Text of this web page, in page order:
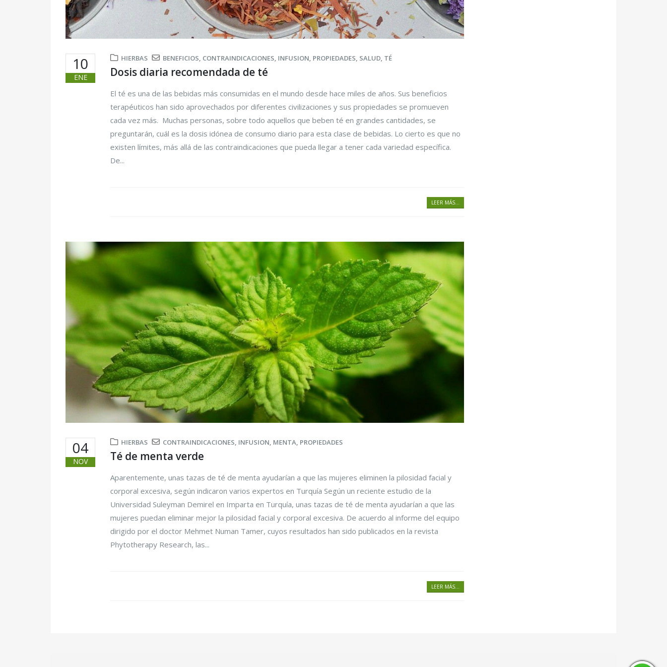
10
ENE
HIERBAS BENEFICIOS, CONTRAINDICACIONES, INFUSION, PROPIEDADES, SALUD, TÉ
Dosis diaria recomendada de té
El té es una de las bebidas más consumidas en el mundo desde hace miles de años. Sus beneficios
terapéuticos han sido aprovechados por diferentes civilizaciones y sus propiedades se promueven
cada vez más. Muchas personas, sobre todo aquellos que beben té en grandes cantidades, se
preguntarán, cuál es la dosis idónea de consumo diario para esta clase de bebidas. Lo cierto es que no
existen límites, más allá de las contraindicaciones que pueda llegar a tener cada variedad específica.
De...
LEER MÁS...
04
NOV
HIERBAS CONTRAINDICACIONES INFUSION MENTA PROPIEDADES
Té de menta verde
Aparentemente, unas tazas de té de menta ayudarían a que las mujeres eliminen la pilosidad facial y
corporal excesiva, según indicaron varios expertos en Turquía Según un reciente estudio de la
Universidad Suleyman Demirel en Imparta en Turquía, unas tazas de té de menta ayudarían a que las
mujeres puedan eliminar mejor la pilosidad facial y corporal excesiva. De acuerdo al informe del equipo
dirigido por el doctor Mehmet Numan Tamer, cuyos resultados han sido publicados en la revista
Phytotherapy Research, las...
LEER MÁS...